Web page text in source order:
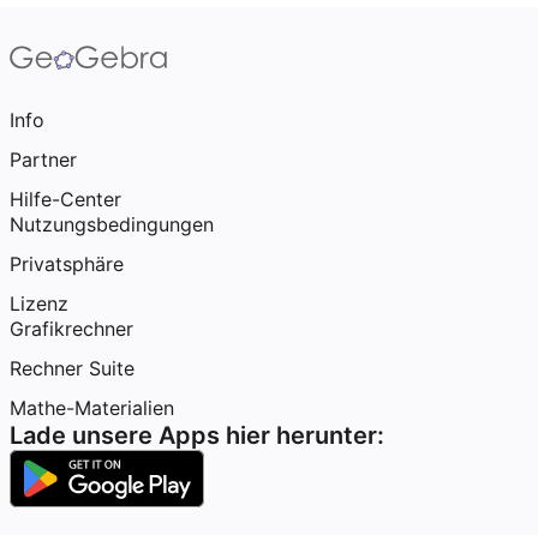
Info
Partner
Hilfe-Center
Nutzungsbedingungen
Privatsphäre
Lizenz
Grafikrechner
Rechner Suite
Mathe-Materialien
Lade unsere Apps hier herunter: